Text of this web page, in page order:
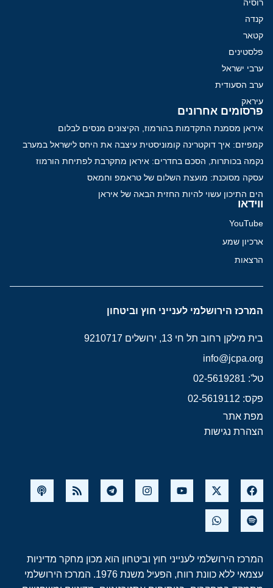
רוסיה
קנדה
קטאר
פלסטינים
ערבי ישראל
ערב הסעודית
עיראק
פרסומים אחרונים
איראן מסמנת התקדמות בהורמוז, הקיצונים מנסים לבלום
קמפיזם: איך דוקטרינה קומוניסטית עיצבה את היחס לישראל במערב
נקמה בכותרות, הסכם בחדרים: איראן מתקרבת לפתיחת הורמוז
עסקה מסוכנת: מועצת השלום של טראמפ וחמאס
הים התיכון עשוי להיות החזית הבאה של איראן
ווידאו
YouTube
ארכיון שמע
הרצאות
המרכז הירושלמי לענייני חוץ וביטחון
בית מילקן רחוב תל חי 13, ירושלים 9210717
info@jcpa.org
טל': 02-5619281
פקס: 02-5619112
מפת אתר
הצהרת נגישות
המרכז הירושלמי לענייני חוץ וביטחון הוא מכון מחקר מדיניות
עצמאי ללא כוונת רווח, הפעיל משנת 1976. המרכז הירושלמי